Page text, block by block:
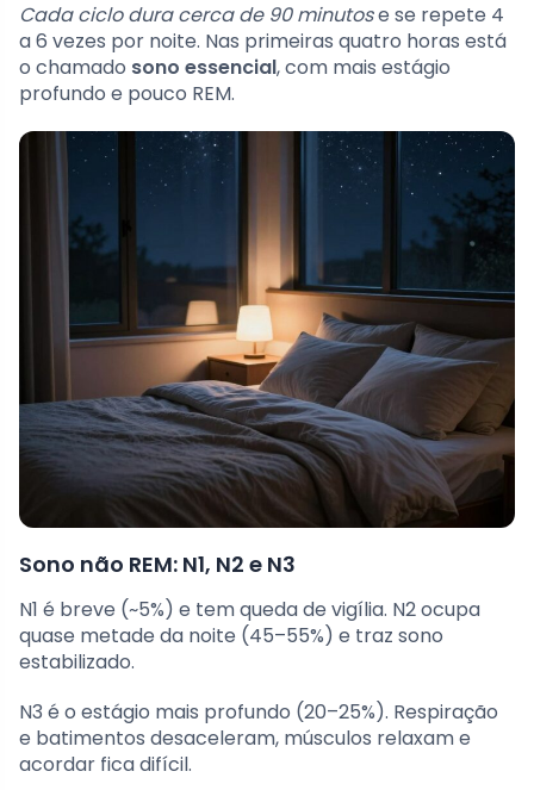
Cada ciclo dura cerca de 90 minutose se repete 4
a 6 vezes por noite. Nas primeiras quatro horas está
o chamado sono essencial, com mais estágio
profundo e pouco REM.
Sono não REM: N1, N2 e N3
N1 é breve (~5%) e tem queda de vigília. N2 ocupa
quase metade da noite (45–55%) e traz sono
estabilizado.
N3 é o estágio mais profundo (20–25%). Respiração
e batimentos desaceleram, músculos relaxam e
acordar fica difícil.